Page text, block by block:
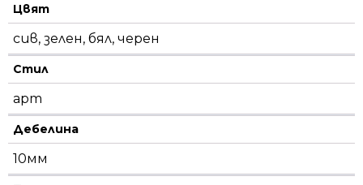
Цвят
сив, зелен, бял, черен
Стил
арт
Дебелина
10мм